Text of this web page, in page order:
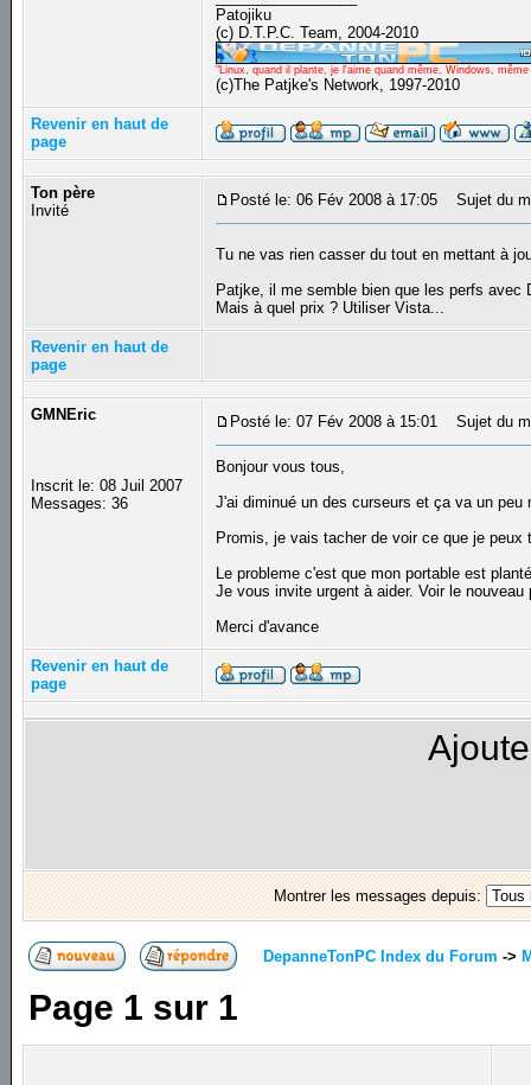
Patojiku
(c) D.T.P.C. Team, 2004-2010
"Linux, quand il plante, je l'aime quand même, Windows,
(c)The Patjke's Network, 1997-2010
Revenir en haut de
page
Ton père
Invité
Posté le: 06 Fév 2008 à 17:05 Sujet du
Tu ne vas rien casser du tout en mettant à
Patjke, il me semble bien que les perfs avec
Mais à quel prix ? Utiliser Vista...
Revenir en haut de
page
GMNEric
Inscrit le: 08 Juil 2007
Messages: 36
Posté le: 07 Fév 2008 à 15:01 Sujet du
Bonjour vous tous,
J'ai diminué un des curseurs et ça va un peu
Promis, je vais tacher de voir ce que je peux
Le probleme c'est que mon portable est
Je vous invite urgent à aider. Voir le
Merci d'avance
Revenir en haut de
page
Montrer les messages depuis:
DepanneTonPC Index du Forum ->
Page 1 sur 1